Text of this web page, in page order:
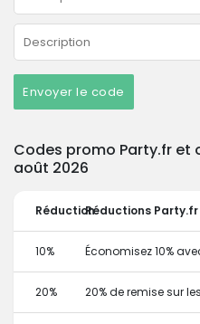
Envoyer le code
Codes promo Party.fr et
août 2026
RéductionRéductions Party.fr
10% Économisez 10%
20% 20% de remise sur